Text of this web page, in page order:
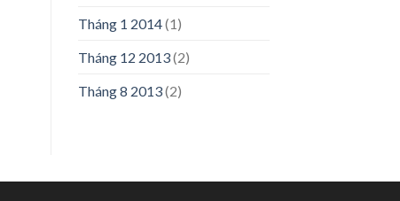
Tháng 1 2014(1)
Tháng 12 2013(2)
Tháng 8 2013(2)